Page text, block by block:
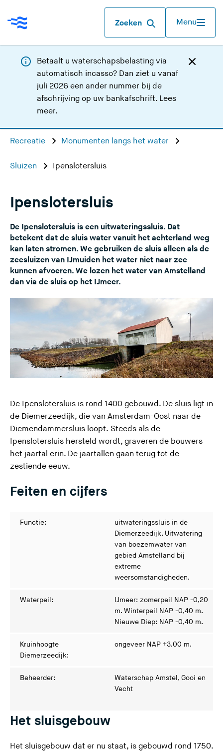
Zoeken Menu
Betaalt u waterschapsbelasting via
automatisch incasso? Dan ziet u vanaf
juli 2026 een ander nummer bij de
afschrijving op uw bankafschrift. Lees
meer.
Recreatie Monumenten langs het water
Sluizen Ipenslotersluis
Ipenslotersluis
De Ipenslotersluis is een uitwateringssluis. Dat
betekent dat de sluis water vanuit het achterland weg
kan laten stromen. We gebruiken de sluis alleen als de
zeesluizen van IJmuiden het water niet naar zee
kunnen afvoeren. We lozen het water van Amstelland
dan via de sluis op het IJmeer.
De Ipenslotersluis is rond 1400 gebouwd. De sluis ligt in
de Diemerzeedijk, die van Amsterdam-Oost naar de
Diemendammersluis loopt. Steeds als de
Ipenslotersluis hersteld wordt, graveren de bouwers
het jaartal erin. De jaartallen gaan terug tot de
zestiende eeuw.
Feiten en cijfers
Functie:
uitwateringssluis in de
Diemerzeedijk. Uitwatering
van boezemwater van
gebied Amstelland bij
extreme
weersomstandigheden.
Waterpeil:
IJmeer: zomerpeil NAP -0,20
m. Winterpeil NAP -0,40 m.
Nieuwe Diep: NAP -0,40 m.
Kruinhoogte
Diemerzeedijk:
ongeveer NAP +3,00 m.
Beheerder:
Waterschap Amstel, Gooi en
Vecht
Het sluisgebouw
Het sluisgebouw dat er nu staat, is gebouwd rond 1750.